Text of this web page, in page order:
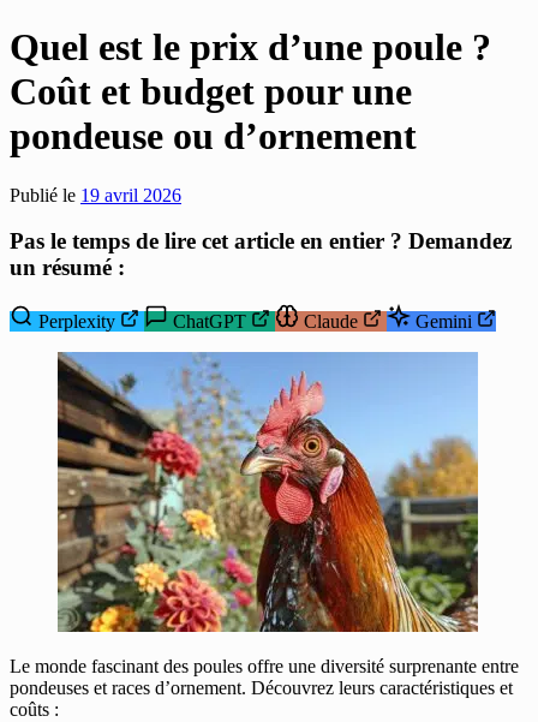
Quel est le prix d’une poule ?
Coût et budget pour une
pondeuse ou d’ornement
Publié le 19 avril 2026
Pas le temps de lire cet article en entier ? Demandez
un résumé :
Perplexity ChatGPT Claude Gemini
Le monde fascinant des poules offre une diversité surprenante entre
pondeuses et races d’ornement. Découvrez leurs caractéristiques et
coûts :